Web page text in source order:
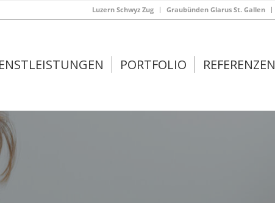
Luzern Schwyz Zug Graubünden Glarus St. Gallen
PORTFOLIO REFERENZEN